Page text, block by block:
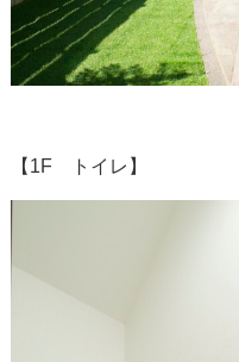
【1F トイレ】